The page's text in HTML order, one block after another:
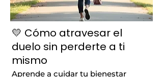
💛 Cómo atravesar el
duelo sin perderte a ti
mismo
Aprende a cuidar tu bienestar